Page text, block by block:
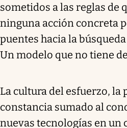
sometidos a las reglas de
ninguna acción concreta
puentes hacia la
Un modelo que no tiene
La cultura del esfuerzo, la
constancia sumado al
nuevas tecnologías en un